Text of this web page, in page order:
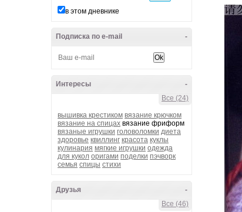
в этом дневнике
-
Подписка по e-mail
-
Интересы
Все (24)
вышивка крестиком вязание крючком
вязание на спицах вязание фриформ
вязаные игрушки головоломки диета
здоровье квиллинг красота куклы
кулинария мягкие игрушки одежда
для кукол оригами поделки пэчворк
семья спицы стихи
-
Друзья
Все (46)